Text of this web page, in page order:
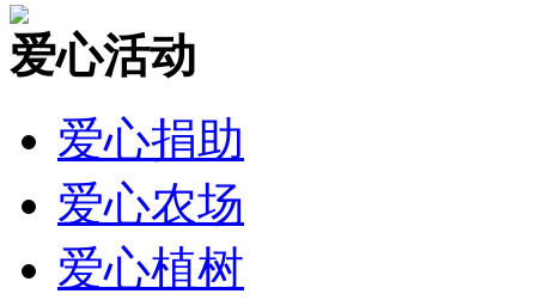
爱心活动
爱心捐助
爱心农场
爱心植树